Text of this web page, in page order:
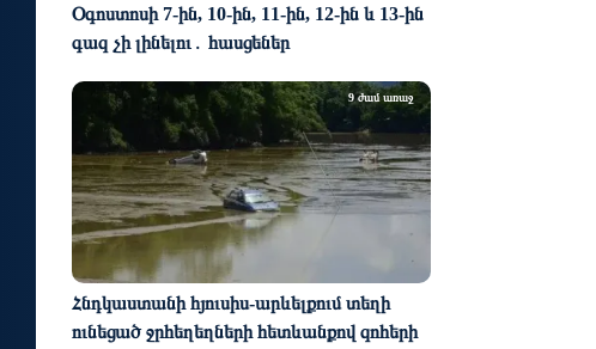
Օգոստոսի 7-ին, 10-ին, 11-ին, 12-ին և 13-ին
գազ չի լինելու․ հասցեներ
Հնդկաստանի հյուսիս-արևելքում տեղի
ունեցած ջրհեղեղների հետևանքով զոհերի
9 ժամ առաջ